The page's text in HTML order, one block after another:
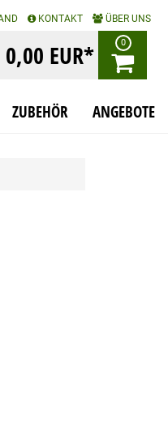
KONTAKT ÜBER UNS
0,00 EUR* 0
ZUBEHÖR ANGEBOTE